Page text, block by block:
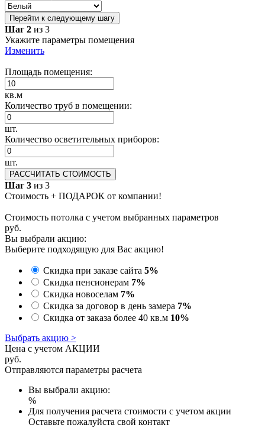
Перейти к следующему шагу
Шаг 2 из 3
Укажите параметры помещения
Изменить
Площадь помещения:
кв.м
Количество труб в помещении:
шт.
Количество осветительных приборов:
шт.
РАССЧИТАТЬ СТОИМОСТЬ
Шаг 3 из 3
Стоимость + ПОДАРОК от компании!
Стоимость потолка с учетом выбранных параметров
руб.
Вы выбрали акцию:
Выберите подходящую для Вас акцию!
Скидка при заказе сайта 5%
Скидка пенсионерам 7%
Скидка новоселам 7%
Скидка за договор в день замера 7%
Скидка от заказа более 40 кв.м 10%
Выбрать акцию >
Цена с учетом АКЦИИ
руб.
Отправляются параметры расчета
Вы выбрали акцию:
%
Для получения расчета стоимости с учетом акции
Оставьте пожалуйста свой контакт